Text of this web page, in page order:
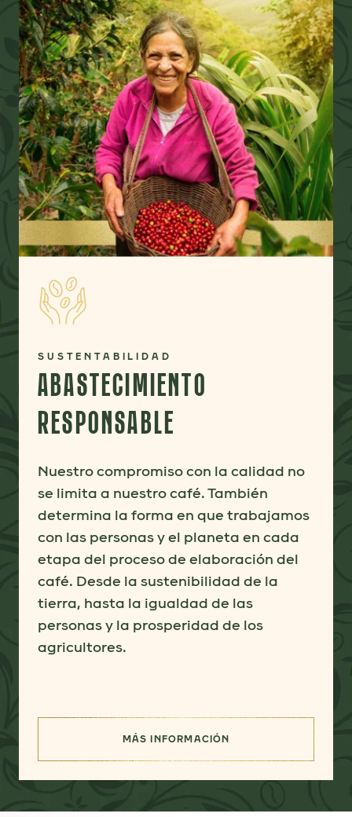
SUSTENTABILIDAD
ABASTECIMIENTO
RESPONSABLE
Nuestro compromiso con la calidad no
se limita a nuestro café. También
determina la forma en que trabajamos
con las personas y el planeta en cada
etapa del proceso de elaboración del
café. Desde la sustenibilidad de la
tierra, hasta la igualdad de las
personas y la prosperidad de los
agricultores.
MÁS INFORMACIÓN